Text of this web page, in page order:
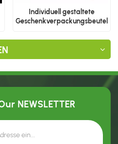
Individuell gestaltete
Geschenkverpackungsbeutel
NEWSLETTER